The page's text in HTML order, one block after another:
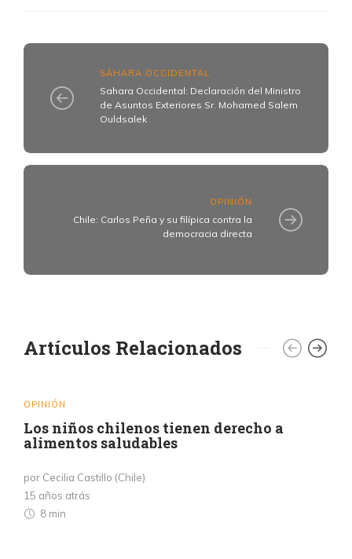
SÁHARA OCCIDENTAL
Sahara Occidental: Declaración del Ministro
de Asuntos Exteriores Sr. Mohamed Salem
Ouldsalek
OPINIÓN
Chile: Carlos Peña y su filípica contra la
democracia directa
Artículos Relacionados
OPINIÓN
Los niños chilenos tienen derecho a
alimentos saludables
por Cecilia Castillo (Chile)
15 años atrás
8 min